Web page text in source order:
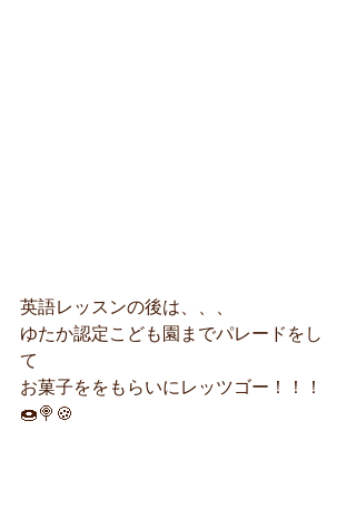
英語レッスンの後は、、、
ゆたか認定こども園までパレードをし
て
お菓子ををもらいにレッツゴー！！！
🍩🍭🍪